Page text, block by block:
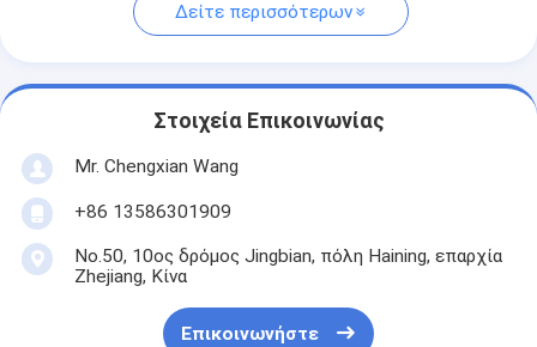
Δείτε περισσότερων
Στοιχεία Επικοινωνίας
Mr. Chengxian Wang
+86 13586301909
No.50, 10ος δρόμος Jingbian, πόλη Haining, επαρχία
Zhejiang, Κίνα
Επικοινωνήστε